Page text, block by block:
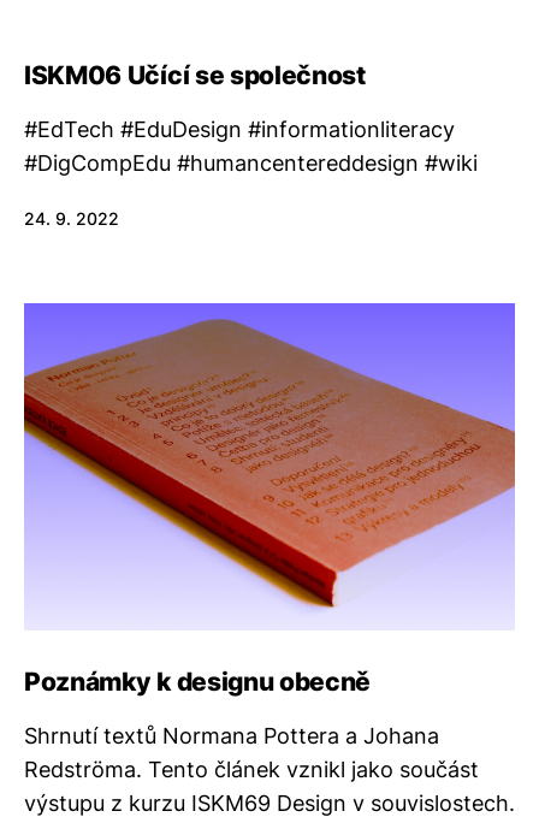
ISKM06 Učící se společnost
#EdTech #EduDesign #informationliteracy
#DigCompEdu #humancentereddesign #wiki
24. 9. 2022
Poznámky k designu obecně
Shrnutí textů Normana Pottera a Johana
Redströma. Tento článek vznikl jako součást
výstupu z kurzu ISKM69 Design v souvislostech.